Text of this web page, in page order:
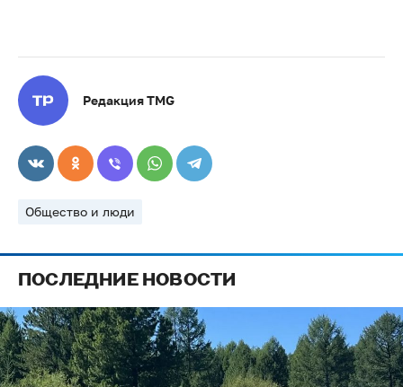
Редакция TMG
Общество и люди
ПОСЛЕДНИЕ НОВОСТИ